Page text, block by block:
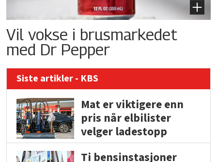
Vil vokse i brusmarkedet
med Dr Pepper
Siste artikler - KBS
Mat er viktigere enn
pris når elbilister
velger ladestopp
Ti bensinstasjoner